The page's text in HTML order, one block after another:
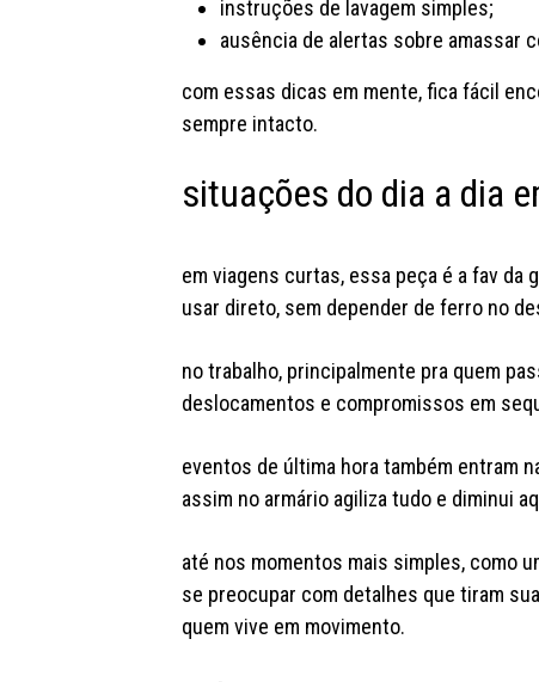
instruções de lavagem simples;
ausência de alertas sobre amassar
com essas dicas em mente, fica fácil
sempre intacto.
situações do dia a dia
em viagens curtas, essa peça é a fav da
usar direto, sem depender de ferro no
no trabalho, principalmente pra quem
deslocamentos e compromissos em
eventos de última hora também entram
assim no armário agiliza tudo e diminui
até nos momentos mais simples, como
se preocupar com detalhes que tiram
quem vive em movimento.